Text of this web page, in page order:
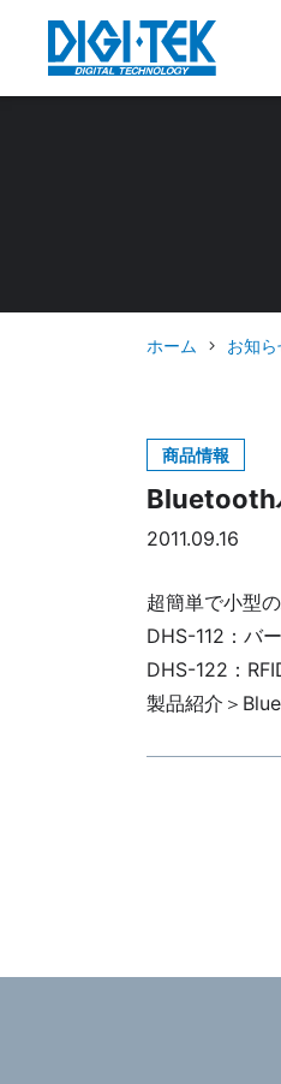
ホーム お知
商品情報
Bluetooth
2011.09.16
超簡単で小型
DHS-112：バ
DHS-122：
製品紹介＞